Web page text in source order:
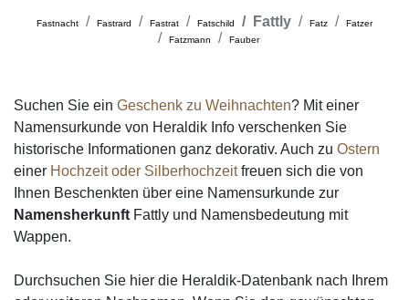
Fastnacht Fastrard Fastrat Fatschild Fattly Fatz
Fatzer
Fatzmann
Fauber
Suchen Sie ein Geschenk zu Weihnachten? Mit einer
Namensurkunde von Heraldik Info verschenken Sie
historische Informationen ganz dekorativ. Auch zu Ostern
einer Hochzeit oder Silberhochzeitfreuen sich die von
Ihnen Beschenkten über eine Namensurkunde zur
Namensherkunft Fattly und Namensbedeutung mit
Wappen.
Durchsuchen Sie hier die Heraldik-Datenbank nach Ihrem